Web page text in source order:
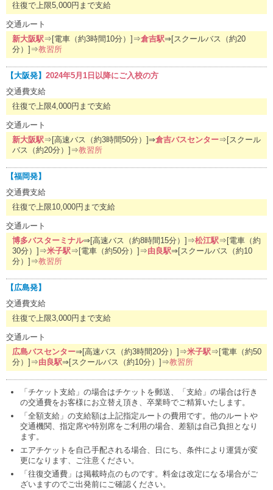
往復で上限5,000円まで支給
交通ルート
新大阪駅⇒[電車（約3時間10分）]⇒倉吉駅⇒[スクールバス（約20
分）]⇒教習所
【大阪発】 2024年5月1日以降にご入校の方
交通費支給
往復で上限4,000円まで支給
交通ルート
新大阪駅⇒[高速バス（約3時間50分）]⇒倉吉バスセンター⇒[スクール
バス（約20分）]⇒教習所
【福岡発】
交通費支給
往復で上限10,000円まで支給
交通ルート
博多バスターミナル⇒[高速バス（約8時間15分）]⇒松江駅⇒[電車（約
30分）]⇒米子駅⇒[電車（約50分）]⇒由良駅⇒[スクールバス（約10
分）]⇒教習所
【広島発】
交通費支給
往復で上限3,000円まで支給
交通ルート
広島バスセンター⇒[高速バス（約3時間20分）]⇒米子駅⇒[電車（約50
分）]⇒由良駅⇒[スクールバス（約10分）]⇒教習所
「チケット支給」の場合はチケットを郵送、「支給」の場合は行き
の交通費をお客様にお立替え頂き、卒業時でご精算いたします。
「全額支給」の支給額は上記指定ルートの費用です。他のルートや
交通機関、指定席や特別席をご利用の場合、差額は自己負担となり
ます。
エアチケットを自己手配される場合、日にち、条件により運賃が変
更になります、ご注意ください。
「往復交通費」は掲載時点のものです。料金は改定になる場合がご
ざいますのでご出発前にご確認ください。